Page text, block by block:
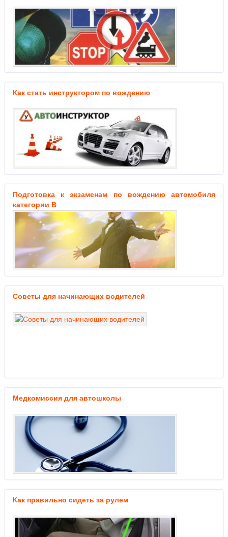
Как стать инструктором по вождению
Подготовка к экзаменам по вождению автомобиля
категории В
Советы для начинающих водителей
Медкомиссия для автошколы
Как правильно сидеть за рулем